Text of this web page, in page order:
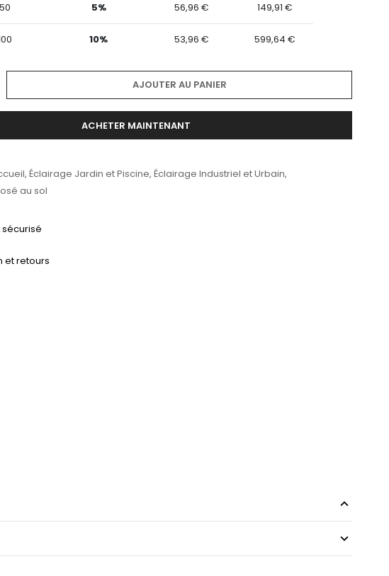
50 5% 56,96 € 149,91 €
10% 53,96 € 599,64 €
AJOUTER AU PANIER
ACHETER MAINTENANT
, Éclairage Jardin et Piscine, Éclairage Industriel et Urbain,
au sol
et retours